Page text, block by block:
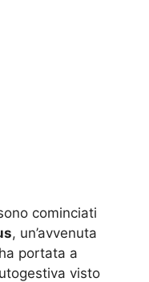
cominciati
, un’avvenuta
portata a
visto